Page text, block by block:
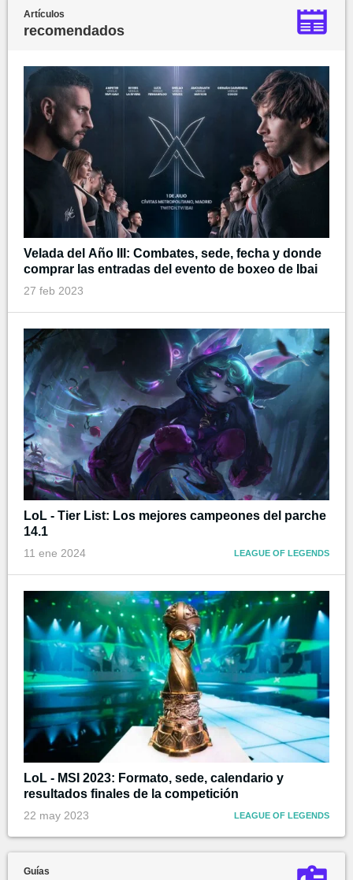
Artículos
recomendados
Velada del Año III: Combates, sede, fecha y donde
comprar las entradas del evento de boxeo de Ibai
27 feb 2023
LoL - Tier List: Los mejores campeones del parche
14.1
11 ene 2024 LEAGUE OF LEGENDS
LoL - MSI 2023: Formato, sede, calendario y
resultados finales de la competición
22 may 2023 LEAGUE OF LEGENDS
Guías